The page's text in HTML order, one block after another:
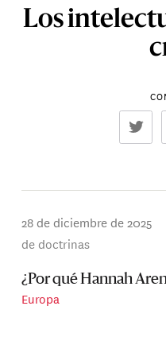
Los
28 de diciembre de 2025
de doctrinas
¿Por qué Hannah
Europa